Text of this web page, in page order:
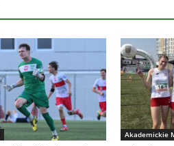
Akademickie